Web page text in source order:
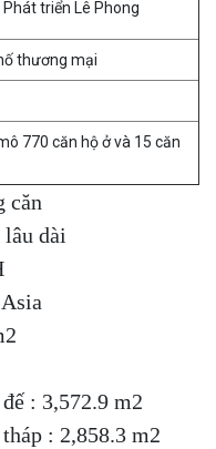
triển Lê Phong
thương mại
770 căn hộ ở và 15 căn
căn
dài
: 3,572.9 m2
: 2,858.3 m2